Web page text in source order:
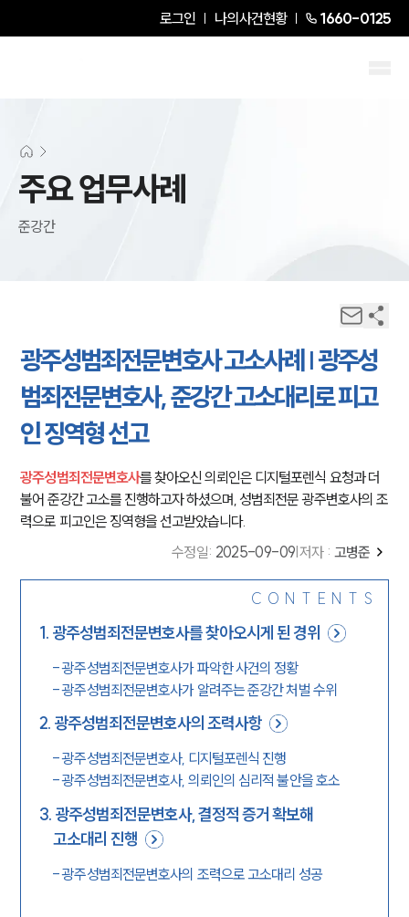
로그인 나의사건현황 1660-0125
주요 업무사례
준강간
광주성범죄전문변호사 고소사례 | 광주성
범죄전문변호사, 준강간 고소대리로 피고
인 징역형 선고
광주성범죄전문변호사를 찾아오신 의뢰인은 디지털포렌식 요청과 더
불어 준강간 고소를 진행하고자 하셨으며, 성범죄전문 광주변호사의 조
력으로 피고인은 징역형을 선고받았습니다.
수정일: 2025-09-09 저자 : 고병준
CONTENTS
1. 광주성범죄전문변호사를 찾아오시게 된 경위
-광주성범죄전문변호사가 파악한 사건의 정황
-광주성범죄전문변호사가 알려주는 준강간 처벌 수위
2. 광주성범죄전문변호사의 조력사항
-광주성범죄전문변호사, 디지털포렌식 진행
-광주성범죄전문변호사, 의뢰인의 심리적 불안을 호소
3. 광주성범죄전문변호사, 결정적 증거 확보해
고소대리 진행
-광주성범죄전문변호사의 조력으로 고소대리 성공